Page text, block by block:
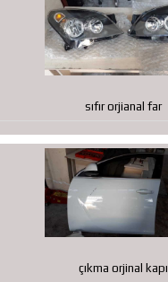
sıfır orjianal far
çıkma orjinal kapı